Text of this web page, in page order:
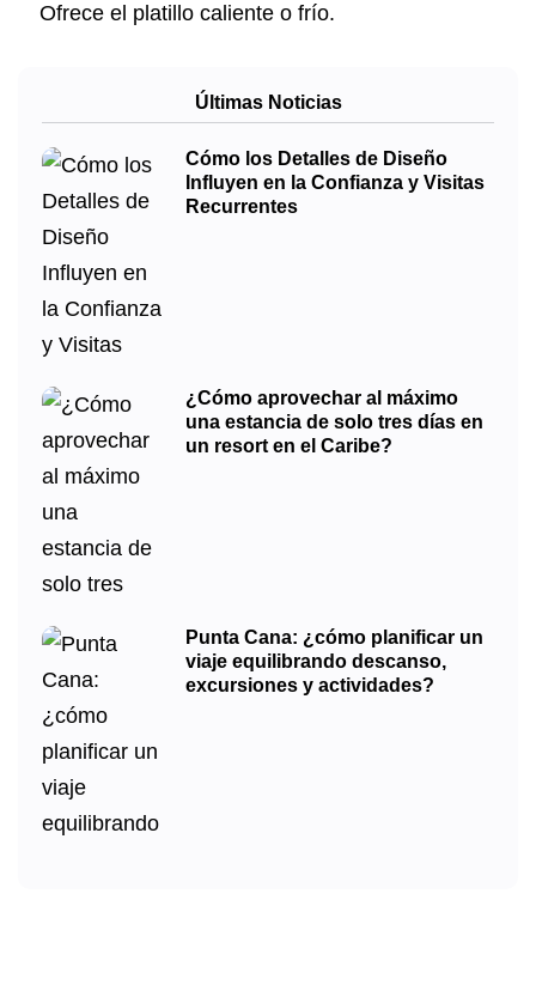
Ofrece el platillo caliente o frío.
Últimas Noticias
Cómo los Detalles de Diseño
Influyen en la Confianza y Visitas
Recurrentes
¿Cómo aprovechar al máximo
una estancia de solo tres días en
un resort en el Caribe?
Punta Cana: ¿cómo planificar un
viaje equilibrando descanso,
excursiones y actividades?